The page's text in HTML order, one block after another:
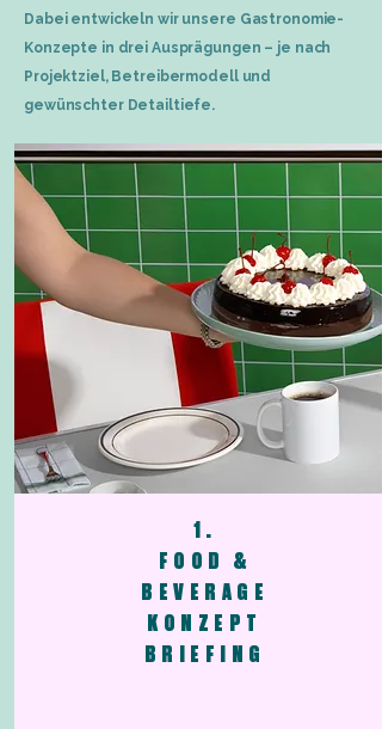
Dabei entwickeln wir unsere Gastronomie-
Konzepte in drei Ausprägungen – je nach
Projektziel, Betreibermodell und
gewünschter Detailtiefe.
1.
FOOD &
BEVERAGE
KONZEPT
BRIEFING